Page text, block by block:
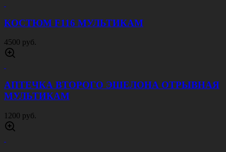
КОСТЮМ F116 МУЛЬТИКАМ
4500 руб.
АПТЕЧКА ВТОРОГО ЭШЕЛОНА ОТРЫВНАЯ
МУЛЬТИКАМ
1200 руб.